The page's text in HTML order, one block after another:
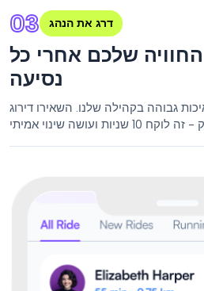
03 דרג את הנהג
שלכם אחרי כל
נסיעה
גבוהה בקהילה שלנו. השאירו דירוג